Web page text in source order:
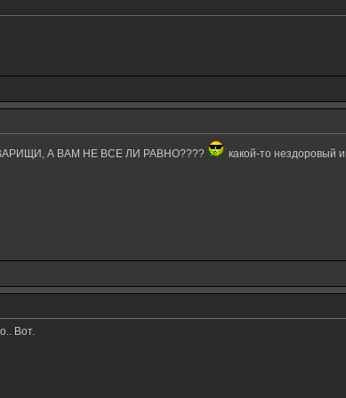
А ВАМ НЕ ВСЕ ЛИ РАВНО????
какой-то нездоровый
Вот.